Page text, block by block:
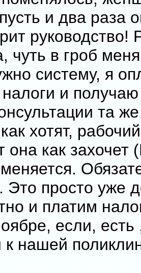
и два раза
чуть в гроб
систему, я
и
та
хотят,
она как захочет
Это просто уже
и платим
если, есть
к нашей